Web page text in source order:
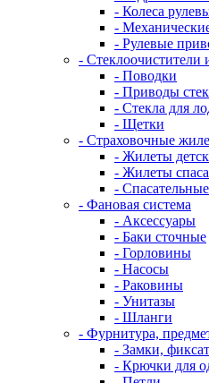
- Колеса
-
- Рулевые
- Стеклоочистители
- Поводки
- Приводы
- Стекла для
- Щетки
- Страховочные
- Жилеты
- Жилеты
-
- Фановая система
- Аксессуары
- Баки сточные
- Горловины
- Насосы
- Раковины
- Унитазы
- Шланги
- Фурнитура,
- Замки,
- Крючки для